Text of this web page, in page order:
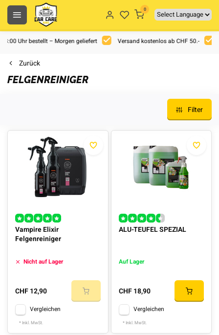
0
Uhr bestellt – Morgen geliefert Versand kostenlos ab CHF 50.-
Zurück
FELGENREINIGER
Filter
Vampire Elixir
Felgenreiniger
Nicht auf Lager
CHF 12,90
Vergleichen
* Inkl. MwSt.
ALU-TEUFEL SPEZIAL
Auf Lager
CHF 18,90
Vergleichen
* Inkl. MwSt.